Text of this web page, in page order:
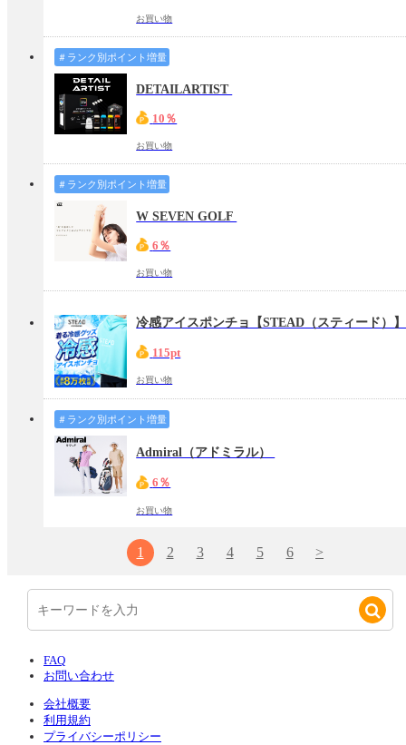
お買い物
＃ランク別ポイント増量
DETAILARTIST
10％
お買い物
＃ランク別ポイント増量
W SEVEN GOLF
6％
お買い物
冷感アイスポンチョ【STEAD（スティード）
115pt
お買い物
＃ランク別ポイント増量
Admiral（アドミラル）
6％
お買い物
1 2 3 4 5 6 >
FAQ
お問い合わせ
会社概要
利用規約
プライバシーポリシー